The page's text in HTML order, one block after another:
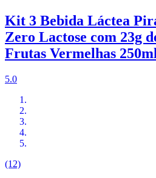
Kit 3 Bebida Láctea
Zero Lactose com 23g
Frutas Vermelhas 250ml
5.0
(12)